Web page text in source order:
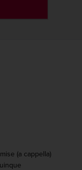
(a cappella)